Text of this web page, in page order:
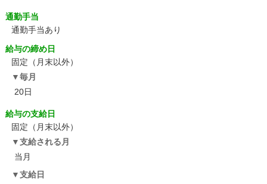
通勤手当
通勤手当あり
給与の締め日
固定（月末以外）
毎月
20日
給与の支給日
固定（月末以外）
支給される月
当月
支給日